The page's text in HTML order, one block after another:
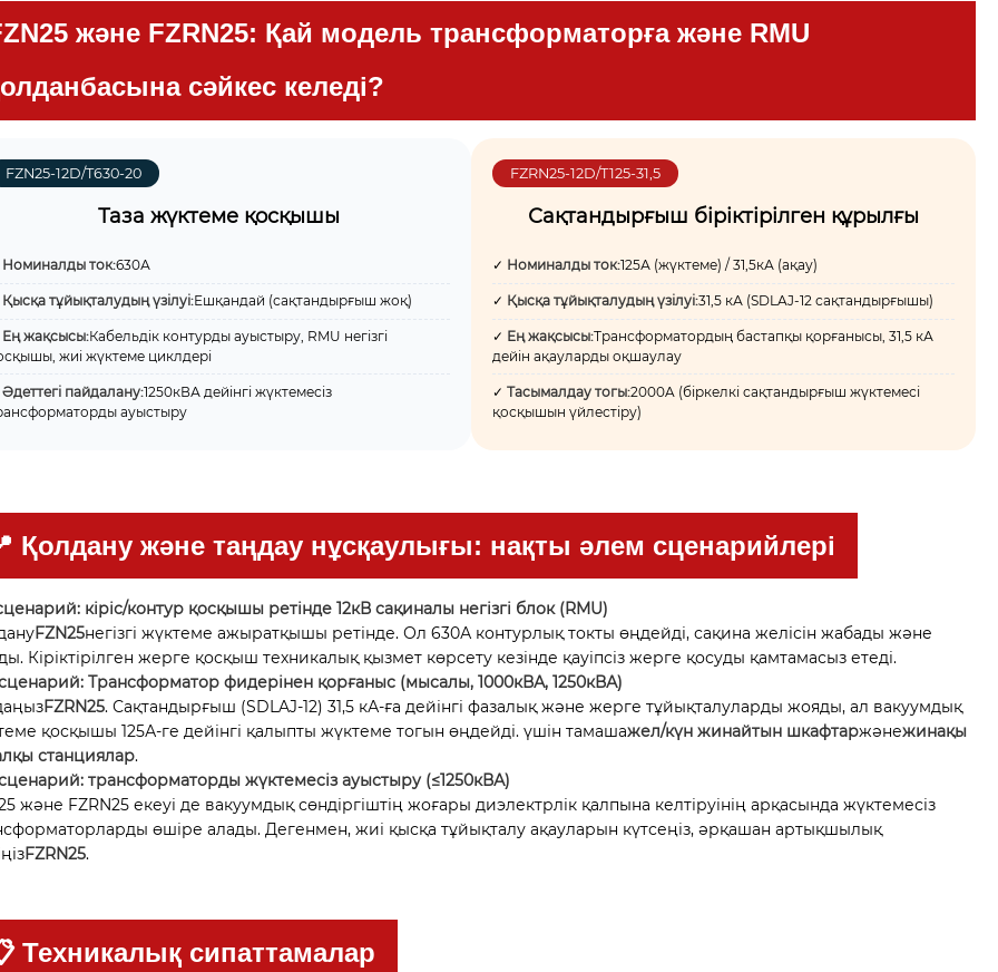
және FZRN25: Қай модель трансформаторға және RMU
сәйкес келеді?
FZN25-12D/T630-20
Таза жүктеме қосқышы
Номиналды ток:630А
Қысқа тұйықталудың үзілуі:Ешқандай (сақтандырғыш жоқ)
Ең жақсысы:Кабельдік контурды ауыстыру, RMU негізгі
жиі жүктеме циклдері
Әдеттегі пайдалану:1250кВА дейінгі жүктемесіз
ауыстыру
FZRN25-12D/T125-31,5
Сақтандырғыш біріктірілген құрылғы
✓ Номиналды ток:125А (жүктеме) / 31,5кА (ақау)
✓ Қысқа тұйықталудың үзілуі:31,5 кА (SDLAJ-12 сақтандырғышы)
✓ Ең жақсысы:Трансформатордың бастапқы қорғанысы, 31,5 кА
дейін ақауларды оқшаулау
✓ Тасымалдау тогы:2000A (біркелкі сақтандырғыш жүктемесі
қосқышын үйлестіру)
Қолдану және таңдау нұсқаулығы: нақты әлем сценарийлері
кіріс/контур қосқышы ретінде 12кВ сақиналы негізгі блок (RMU)
FZN25негізгі жүктеме ажыратқышы ретінде. Ол 630А контурлық токты өңдейді, сақина желісін жабады және
Кіріктірілген жерге қосқыш техникалық қызмет көрсету кезінде қауіпсіз жерге қосуды қамтамасыз етеді.
Трансформатор фидерінен қорғаныс (мысалы, 1000кВА, 1250кВА)
FZRN25. Сақтандырғыш (SDLAJ-12) 31,5 кА-ға дейінгі фазалық және жерге тұйықталуларды жояды, ал вакуумдық
қосқышы 125А-ге дейінгі қалыпты жүктеме тогын өңдейді. үшін тамашажел/күн жинайтын шкафтаржәнежинақы
станциялар.
трансформаторды жүктемесіз ауыстыру (≤1250кВА)
және FZRN25 екеуі де вакуумдық сөндіргіштің жоғары диэлектрлік қалпына келтіруінің арқасында жүктемесіз
өшіре алады. Дегенмен, жиі қысқа тұйықталу ақауларын күтсеңіз, әрқашан артықшылық
FZRN25.
Техникалық сипаттамалар